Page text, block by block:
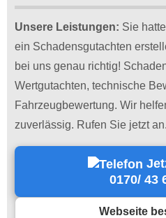
Unsere Leistungen: Sie
ein Schadensgutachten
bei uns genau richtig!
Wertgutachten, technische
Fahrzeugbewertung. Wir
zuverlässig. Rufen Sie jetzt an.
0170/ 43
Webseite